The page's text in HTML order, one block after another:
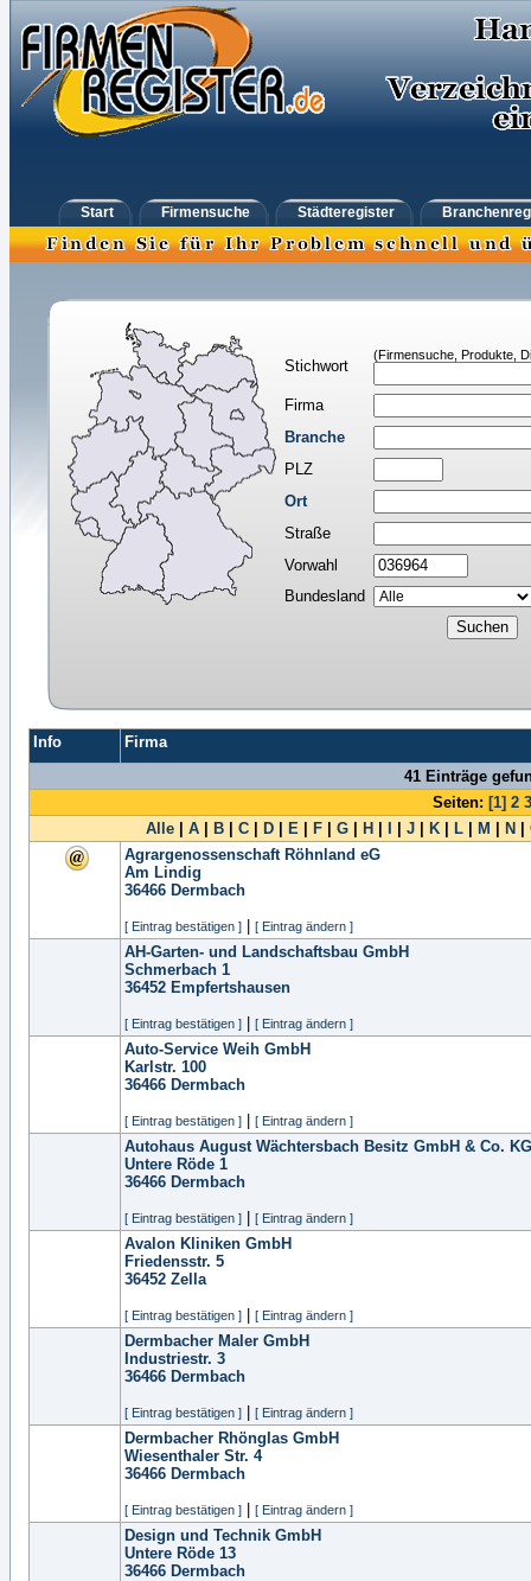
Start Firmensuche Städteregister
Stichwort
(Firmensuche, Produkte,
Firma
Branche
PLZ
Ort
Straße
Vorwahl
Bundesland
Info
Firma
41 Einträge
Seiten: [1] 2 3
Alle
A B C D E F G H J K L M N
Agrargenossenschaft Röhnland eG
Am Lindig
36466 Dermbach
[ Eintrag bestätigen ] [ Eintrag ändern ]
AH-Garten- und Landschaftsbau GmbH
Schmerbach 1
36452 Empfertshausen
[ Eintrag bestätigen ] [ Eintrag ändern ]
Auto-Service Weih GmbH
Karlstr. 100
36466 Dermbach
[ Eintrag bestätigen ] [ Eintrag ändern ]
Autohaus August Wächtersbach Besitz GmbH & Co. KG
Untere Röde 1
36466 Dermbach
[ Eintrag bestätigen ] [ Eintrag ändern ]
Avalon Kliniken GmbH
Friedensstr. 5
36452 Zella
[ Eintrag bestätigen ] [ Eintrag ändern ]
Dermbacher Maler GmbH
Industriestr. 3
36466 Dermbach
[ Eintrag bestätigen ] [ Eintrag ändern ]
Dermbacher Rhönglas GmbH
Wiesenthaler Str. 4
36466 Dermbach
[ Eintrag bestätigen ] [ Eintrag ändern ]
Design und Technik GmbH
Untere Röde 13
36466 Dermbach